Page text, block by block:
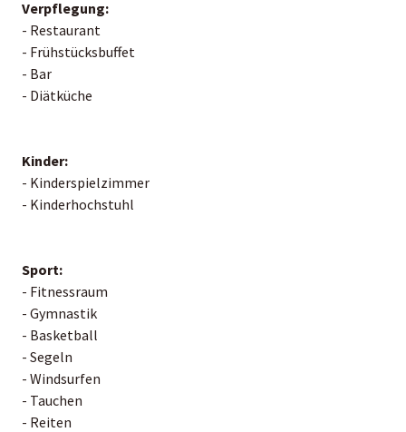
Verpflegung:
- Restaurant
- Frühstücksbuffet
- Bar
- Diätküche
Kinder:
- Kinderspielzimmer
- Kinderhochstuhl
Sport:
- Fitnessraum
- Gymnastik
- Basketball
- Segeln
- Windsurfen
- Tauchen
- Reiten